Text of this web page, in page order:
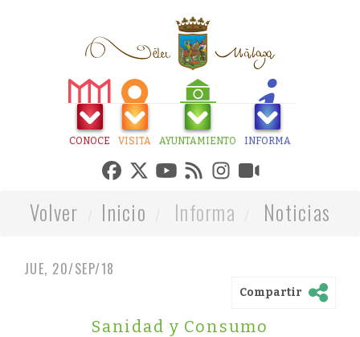
CONOCE VISITA AYUNTAMIENTO INFORMA
Volver Inicio Informa Noticias
JUE, 20/SEP/18
Compartir
Sanidad y Consumo